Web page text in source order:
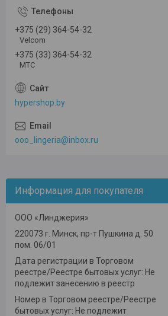
+375 (29) 364-54-32
Velcom
+375 (33) 364-54-32
МТС
hypershop.by
ooo_lingeria@inbox.ru
Информация для покупателя
ООО «Линджерия»
220073 г. Минск, пр-т Пушкина д. 50
пом. 06/01
Дата регистрации в Торговом
реестре/Реестре бытовых услуг: Не
подлежит занесению в реестр
Номер в Торговом реестре/Реестре
бытовых услуг: Не подлежит